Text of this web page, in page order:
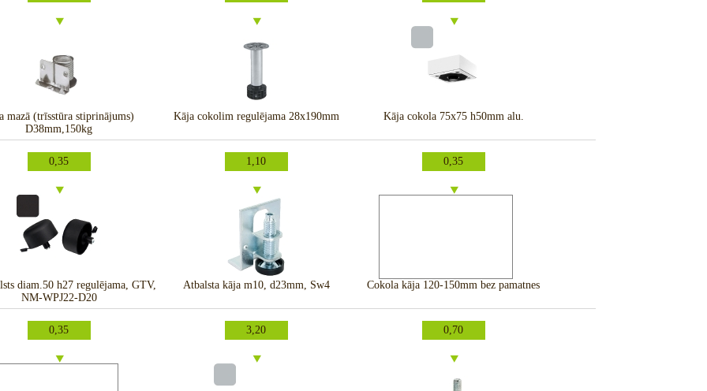
mazā (trīsstūra stiprinājums)
D38mm,150kg
Kāja cokolim regulējama 28x190mm Kāja cokola 75x75 h50mm alu.
0,35
diam.50 h27 regulējama, GTV,
NM-WPJ22-D20
1,10
Atbalsta kāja m10, d23mm, Sw4
0,35
Cokola kāja 120-150mm bez pamatnes
0,35 3,20 0,70